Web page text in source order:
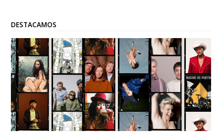
DESTACAMOS